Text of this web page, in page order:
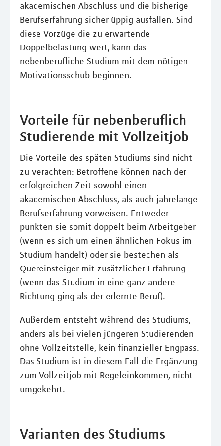
akademischen Abschluss und die bisherige
Berufserfahrung sicher üppig ausfallen. Sind
diese Vorzüge die zu erwartende
Doppelbelastung wert, kann das
nebenberufliche Studium mit dem nötigen
Motivationsschub beginnen.
Vorteile für nebenberuflich
Studierende mit Vollzeitjob
Die Vorteile des späten Studiums sind nicht
zu verachten: Betroffene können nach der
erfolgreichen Zeit sowohl einen
akademischen Abschluss, als auch jahrelange
Berufserfahrung vorweisen. Entweder
punkten sie somit doppelt beim Arbeitgeber
(wenn es sich um einen ähnlichen Fokus im
Studium handelt) oder sie bestechen als
Quereinsteiger mit zusätzlicher Erfahrung
(wenn das Studium in eine ganz andere
Richtung ging als der erlernte Beruf).
Außerdem entsteht während des Studiums,
anders als bei vielen jüngeren Studierenden
ohne Vollzeitstelle, kein finanzieller Engpass.
Das Studium ist in diesem Fall die Ergänzung
zum Vollzeitjob mit Regeleinkommen, nicht
umgekehrt.
Varianten des Studiums